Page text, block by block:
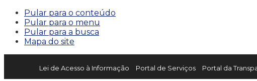
Pular para o conteúdo
Pular para o menu
Pular para a busca
Mapa do site
Lei de Acesso à Informação Portal de Serviços Portal da